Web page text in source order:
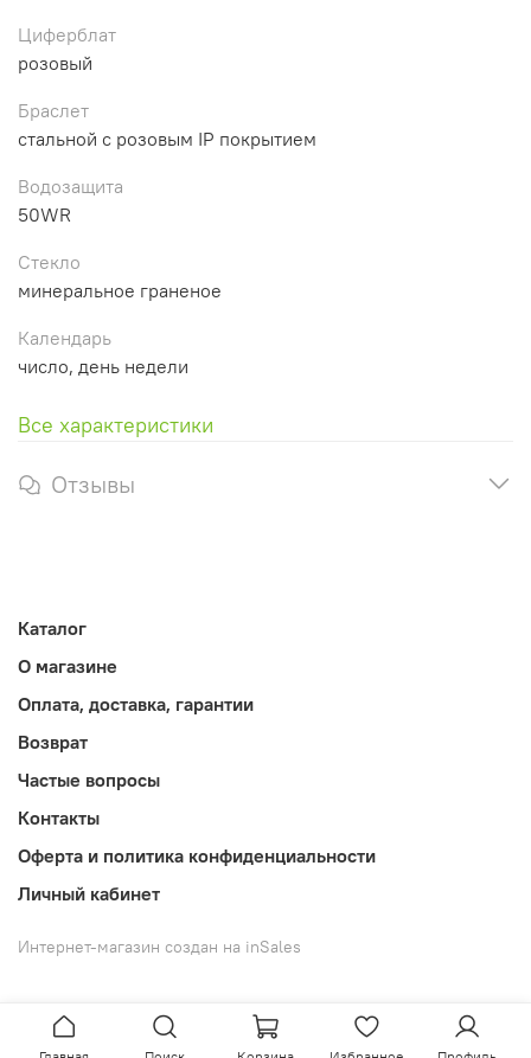
Циферблат
розовый
Браслет
стальной с розовым IP покрытием
Водозащита
50WR
Стекло
минеральное граненое
Календарь
число, день недели
Все характеристики
Отзывы
Каталог
О магазине
Оплата, доставка, гарантии
Возврат
Частые вопросы
Контакты
Оферта и политика конфиденциальности
Личный кабинет
Интернет-магазин создан на inSales